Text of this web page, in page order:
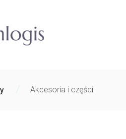
/ Akcesoria i części